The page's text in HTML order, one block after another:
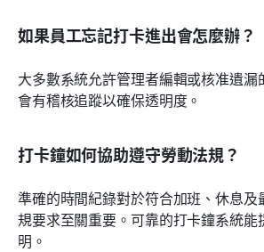
如果員工忘記打卡進出會怎麼辦？
大多數系統允許管理者編輯或核准遺漏
會有稽核追蹤以確保透明度。
打卡鐘如何協助遵守勞動法規？
準確的時間紀錄對於符合加班、休息及
規要求至關重要。可靠的打卡鐘系統能
明。